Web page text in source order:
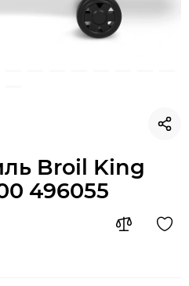
Broil King
496055